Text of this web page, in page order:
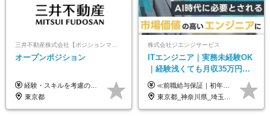
オープンポジション
経験・スキルを考慮の上、決定します。 ▼参考情報 ----------------------- ＜想定年収850万円～1,500万円（基礎給与・賞与2回含む）＞ 月給42万円～ ※時間外勤務手当・諸手当等別途 ※試用期間3ヶ月 ※残業手当有り
東京都
株式会社ジエンジサービス
ITエンジニア｜実務未経験OK
｜経験浅くても月収35万円～
｜チーム参画中心｜フルリモ
ート可｜自社サービスあり
≪前職給与保証｜初年度想定年収420万円～≫ 月給35万円以上＋決算賞与＋交通費 ※スキル・経験を考慮の上、優遇します ※上記月給には固定残業代月20時間分(4万5000円以上)を含みます。超過した場合は、その分追加支給します ※試用期間3～6ヵ月は固定残業代なし(雇用形態やその他待遇・福利厚生は同じです) ＝＝＝＝＝＝＝＝＝＝＝ ▼実力と成長にこだわった評価制度▼ 年2回の評価で昇給・昇格が決まります。 評価は、就業先のお客様からの評価をベースに、目標達成状況やプロジェクトでの役割・貢献度などを総合的に判断して決定します。 日々の働きぶりを実際に見ているお客様の声を反映することで、より公平で納得感のある評価を実現しています。 また、評価後は面談を通じてフィードバックを行い、今後の成長やキャリアについて一緒に考えていきます。 ▼成長につながる目標設定▼ 半期ごとに、具体的な行動ベースの目標を設定し、その達成度や取り組みのプロセスを評価に反映します。 目標は、お客様からのフィードバックや現場での課題をもとに設定するため、「今何を伸ばすべきか」が明確になります。 また、上司との面談を通じて振り返りと次の目標設定を行い、継続的なスキルアップと市場価値の向上を支援しています。
東京都_神奈川県_埼玉県_千葉県_大阪府_愛知県_北海道_青森県_岩手県_宮城県_秋田県_山形県_福島県_茨城県_栃木県_群馬県_新潟県_山梨県_長野県_富山県_石川県_福井県_静岡県_岐阜県_三重県_兵庫県_京都府_滋賀県_奈良県_和歌山県_広島県_岡山県_鳥取県_島根県_山口県_徳島県_香川県_愛媛県_高知県_福岡県_熊本県_佐賀県_長崎県_大分県_宮崎県_鹿児島県_沖縄県